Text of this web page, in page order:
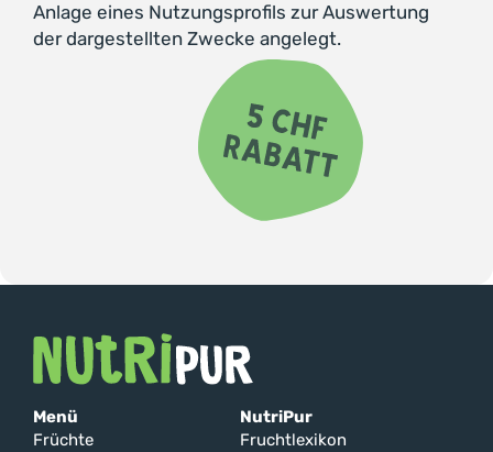
Anlage eines Nutzungsprofils zur Auswertung
der dargestellten Zwecke angelegt.
Menü
Früchte
NutriPur
Fruchtlexikon